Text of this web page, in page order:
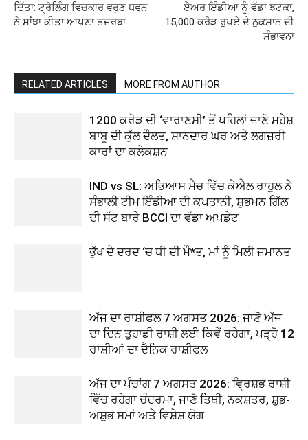
ਦਿੱਤਾ: ਟ੍ਰੋਲਿੰਗ ਵਿਚਕਾਰ ਵਰੁਣ ਧਵਨ
ਨੇ ਸਾਂਝਾ ਕੀਤਾ ਆਪਣਾ ਤਜਰਬਾ
ਏਅਰ ਇੰਡੀਆ ਨੂੰ ਵੱਡਾ ਝਟਕਾ,
15,000 ਕਰੋੜ ਰੁਪਏ ਦੇ ਨੁਕਸਾਨ ਦੀ
ਸੰਭਾਵਨਾ
RELATED ARTICLES MORE FROM AUTHOR
1200 ਕਰੋੜ ਦੀ ‘ਵਾਰਾਣਸੀ’ ਤੋਂ ਪਹਿਲਾਂ ਜਾਣੋ ਮਹੇਸ਼
ਬਾਬੂ ਦੀ ਕੁੱਲ ਦੌਲਤ, ਸ਼ਾਨਦਾਰ ਘਰ ਅਤੇ ਲਗਜ਼ਰੀ
ਕਾਰਾਂ ਦਾ ਕਲੇਕਸ਼ਨ
IND vs SL: ਅਭਿਆਸ ਮੈਚ ਵਿੱਚ ਕੇਐਲ ਰਾਹੁਲ ਨੇ
ਸੰਭਾਲੀ ਟੀਮ ਇੰਡੀਆ ਦੀ ਕਪਤਾਨੀ, ਸ਼ੁਭਮਨ ਗਿੱਲ
ਦੀ ਸੱਟ ਬਾਰੇ BCCI ਦਾ ਵੱਡਾ ਅਪਡੇਟ
ਭੁੱਖ ਦੇ ਦਰਦ ‘ਚ ਧੀ ਦੀ ਮੌ*ਤ, ਮਾਂ ਨੂੰ ਮਿਲੀ ਜ਼ਮਾਨਤ
ਅੱਜ ਦਾ ਰਾਸ਼ੀਫਲ 7 ਅਗਸਤ 2026: ਜਾਣੋ ਅੱਜ
ਦਾ ਦਿਨ ਤੁਹਾਡੀ ਰਾਸ਼ੀ ਲਈ ਕਿਵੇਂ ਰਹੇਗਾ, ਪੜ੍ਹੋ 12
ਰਾਸ਼ੀਆਂ ਦਾ ਦੈਨਿਕ ਰਾਸ਼ੀਫਲ
ਅੱਜ ਦਾ ਪੰਚਾਂਗ 7 ਅਗਸਤ 2026: ਵ੍ਰਿਸ਼ਭ ਰਾਸ਼ੀ
ਵਿੱਚ ਰਹੇਗਾ ਚੰਦਰਮਾ, ਜਾਣੋ ਤਿਥੀ, ਨਕਸ਼ਤਰ, ਸ਼ੁਭ-
ਅਸ਼ੁਭ ਸਮਾਂ ਅਤੇ ਵਿਸ਼ੇਸ਼ ਯੋਗ